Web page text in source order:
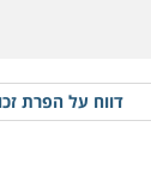
דווח על הפרת